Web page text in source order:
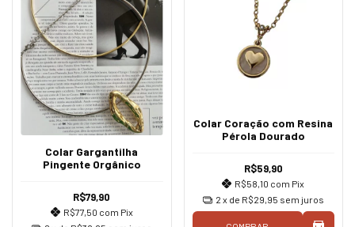
Colar Gargantilha
Pingente Orgânico
R$79,90
R$77,50 com Pix
Colar Coração com Resina
Pérola Dourado
R$59,90
R$58,10 com Pix
2 x de R$29,95 sem juros